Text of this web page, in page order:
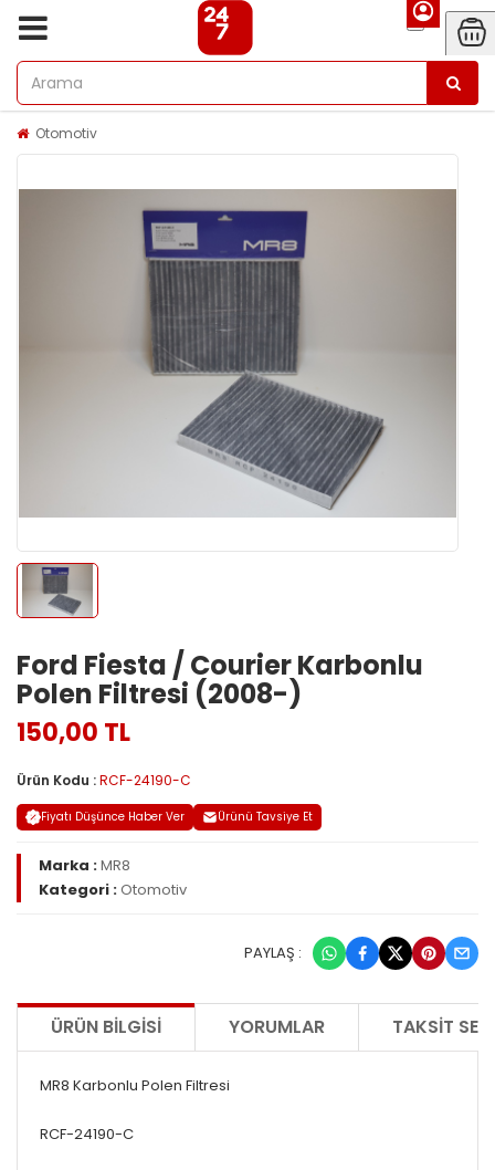
Otomotiv
Ford Fiesta / Courier Karbonlu
Polen Filtresi (2008-)
150,00 TL
Ürün Kodu :RCF-24190-C
Fiyatı Düşünce Haber Ver Ürünü Tavsiye Et
Marka :MR8
Kategori :Otomotiv
PAYLAŞ :
ÜRÜN BILGISI YORUMLAR TAKSIT
MR8 Karbonlu Polen Filtresi
RCF-24190-C